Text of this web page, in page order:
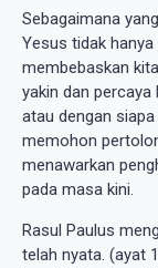
Sebagaimana
Yesus tidak
membebaskan
yakin dan
atau dengan
memohon
menawarkan
pada masa kini.
Rasul Paulus
telah nyata. (ayat